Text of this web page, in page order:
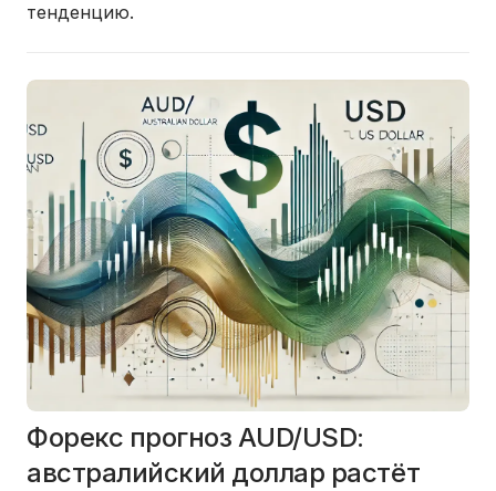
тенденцию.
Форекс прогноз AUD/USD:
австралийский доллар растёт